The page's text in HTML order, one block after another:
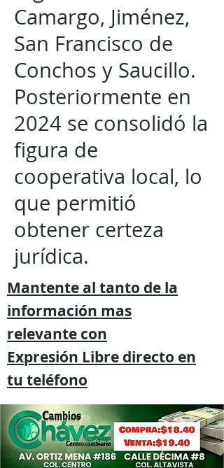
Camargo, Jiménez,
San Francisco de
Conchos y Saucillo.
Posteriormente en
2024 se consolidó la
figura de
cooperativa local, lo
que permitió
obtener certeza
jurídica.
Mantente al tanto de la
información mas
relevante con
Expresión Libre directo en
tu teléfono